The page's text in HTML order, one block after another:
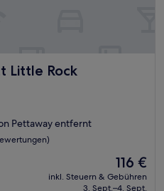
Little Rock
Downtown
Pettaway entfernt
Der
Preis
beträgt
116 €
inkl. Steuern & Gebühren
3. Sept.–4. Sept.